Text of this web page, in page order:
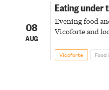
08
AUG
Eating under
Evening food
Vicoforte and
Vicoforte Food